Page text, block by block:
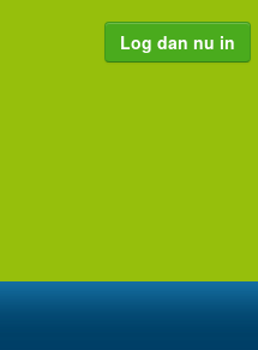
Log dan nu in